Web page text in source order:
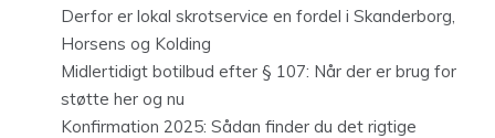
Derfor er lokal skrotservice en fordel i Skanderborg,
Horsens og Kolding
Midlertidigt botilbud efter § 107: Når der er brug for
støtte her og nu
Konfirmation 2025: Sådan finder du det rigtige